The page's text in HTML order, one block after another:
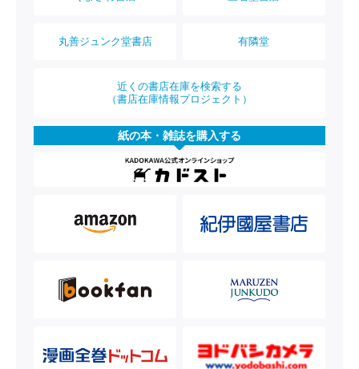
丸善ジュンク堂書店 有隣堂
近くの書店在庫を検索する
（書店在庫情報プロジェクト）
紙の本・雑誌を購入する